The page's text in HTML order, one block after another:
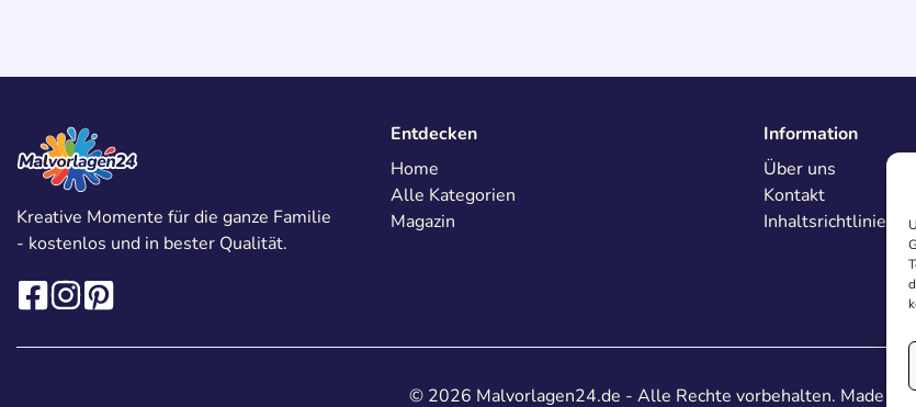
Kreative Momente für die ganze Familie
- kostenlos und in bester Qualität.
Entdecken
Home
Alle Kategorien
Magazin
Information
Über uns
Kontakt
Inhaltsrichtlinien
© 2026 Malvorlagen24.de - Alle Rechte vorbehalten. Made